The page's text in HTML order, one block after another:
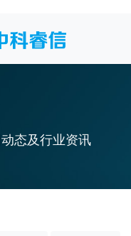
态及行业资讯